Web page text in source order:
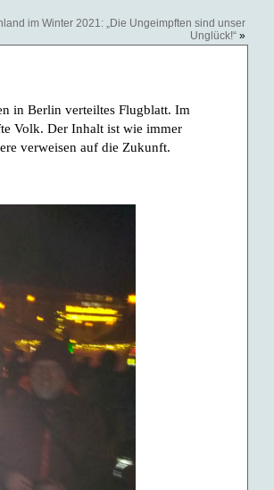
im Winter 2021: „Die Ungeimpften sind unser
Unglück!“ »
in Berlin verteiltes Flugblatt. Im
Volk. Der Inhalt ist wie immer
verweisen auf die Zukunft.